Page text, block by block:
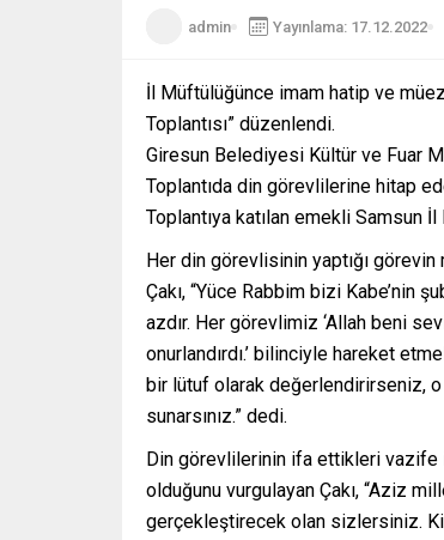
admin Yayınlama: 17.12.2022
İl Müftülüğünce imam hatip ve
Toplantısı” düzenlendi.
Giresun Belediyesi Kültür ve Fuar
Toplantıda din görevlilerine hitap
Toplantıya katılan emekli Samsun
Her din görevlisinin yaptığı
Çakı, “Yüce Rabbim bizi Kabe’nin
azdır. Her görevlimiz ‘Allah beni
onurlandırdı.’ bilinciyle hareket
bir lütuf olarak değerlendirirseniz, o
sunarsınız.” dedi.
Din görevlilerinin ifa ettikleri vazife
olduğunu vurgulayan Çakı, “Aziz
gerçekleştirecek olan sizlersiniz.